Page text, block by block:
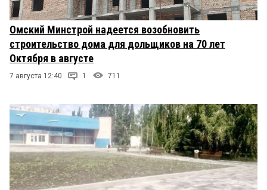
Омский Минстрой надеется возобновить
строительство дома для дольщиков на 70 лет
Октября в августе
7 августа 12:40 1 711